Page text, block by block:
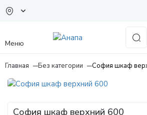
Меню
Главная Без категории София шкаф
София шкаф верхний 600